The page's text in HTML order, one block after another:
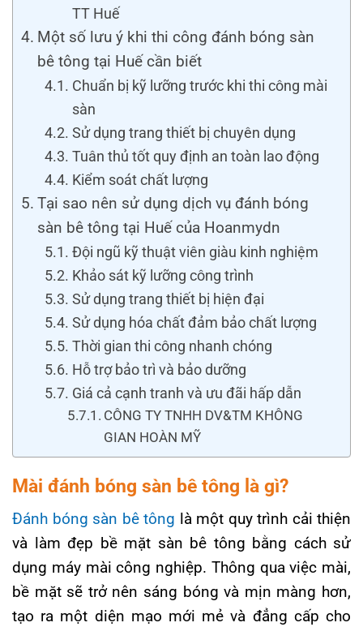
TT Huế
Một số lưu ý khi thi công đánh bóng sàn
bê tông tại Huế cần biết
Chuẩn bị kỹ lưỡng trước khi thi công mài
sàn
Sử dụng trang thiết bị chuyên dụng
Tuân thủ tốt quy định an toàn lao động
Kiểm soát chất lượng
Tại sao nên sử dụng dịch vụ đánh bóng
sàn bê tông tại Huế của Hoanmydn
Đội ngũ kỹ thuật viên giàu kinh nghiệm
Khảo sát kỹ lưỡng công trình
Sử dụng trang thiết bị hiện đại
Sử dụng hóa chất đảm bảo chất lượng
Thời gian thi công nhanh chóng
Hỗ trợ bảo trì và bảo dưỡng
Giá cả cạnh tranh và ưu đãi hấp dẫn
CÔNG TY TNHH DV&TM KHÔNG
GIAN HOÀN MỸ
Mài đánh bóng sàn bê tông là gì?
Đánh bóng sàn bê tông là một quy trình cải thiện
và làm đẹp bề mặt sàn bê tông bằng cách sử
dụng máy mài công nghiệp. Thông qua việc mài,
bề mặt sẽ trở nên sáng bóng và mịn màng hơn,
tạo ra một diện mạo mới mẻ và đẳng cấp cho